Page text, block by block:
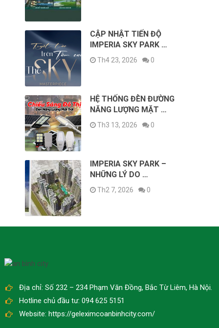
CẬP NHẬT TIẾN ĐỘ
IMPERIA SKY PARK …
Th4 23, 2026 0
HỆ THỐNG ĐÈN ĐƯỜNG
NĂNG LƯỢNG MẶT …
Th3 13, 2026 0
IMPERIA SKY PARK –
NHỮNG LÝ DO …
Th2 7, 2026 0
Địa chỉ: Số 232 – 234 Phạm Văn Đồng, Bắc Từ Liêm, Hà Nội.
Hotline chủ đầu tư: 094 625 5151
Website: https://geleximcoanbinhcity.com/